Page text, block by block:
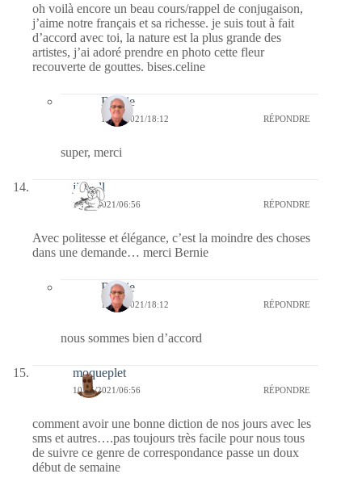
oh voilà encore un beau cours/rappel de conjugaison,
j’aime notre français et sa richesse. je suis tout à fait
d’accord avec toi, la nature est la plus grande des
artistes, j’ai adoré prendre en photo cette fleur
recouverte de gouttes. bises.celine
Bernie
10/05/2021/18:12 RÉPONDRE
super, merci
jill bill
10/05/2021/06:56 RÉPONDRE
Avec politesse et élégance, c’est la moindre des choses
dans une demande… merci Bernie
Bernie
10/05/2021/18:12 RÉPONDRE
nous sommes bien d’accord
moqueplet
10/05/2021/06:56 RÉPONDRE
comment avoir une bonne diction de nos jours avec les
sms et autres….pas toujours très facile pour nous tous
de suivre ce genre de correspondance passe un doux
début de semaine